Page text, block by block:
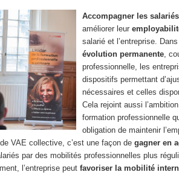
Accompagner les salariés
améliorer leur
salarié et l’entreprise.
évolution permanente ,
professionnelle, les
dispositifs permettant
nécessaires et celles
Cela rejoint aussi
formation professionnelle
obligation de maintenir
VAE collective, c’est une façon degagner en
par des mobilités professionnelles plus
l’entreprise peutfavoriser la mobilité